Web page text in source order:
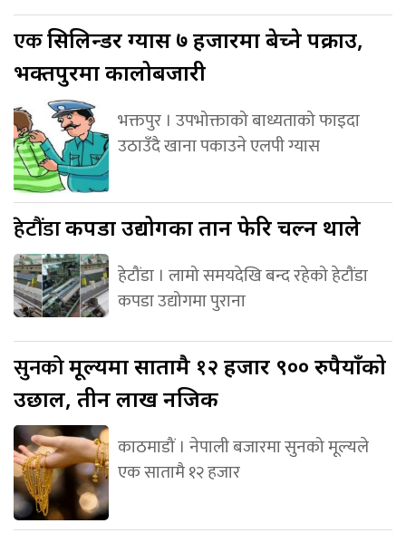
एकसिलिन्डर ग्यास ७ हजारमा बेच्ने पक्राउ,
भक्तपुरमा कालोबजारी
भक्तपुर । उपभोक्ताको बाध्यताको फाइदा
उठाउँदै खाना पकाउने एलपी ग्यास
हेटौंडाकपडा उद्योगका तान फेरि चल्न थाले
हेटौंडा । लामो समयदेखि बन्द रहेको हेटौंडा
कपडा उद्योगमा पुराना
सुनकोमूल्यमा सातामै १२ हजार ९०० रुपैयाँको
उछाल, तीन लाख नजिक
काठमाडौं । नेपाली बजारमा सुनको मूल्यले
एक सातामै १२ हजार